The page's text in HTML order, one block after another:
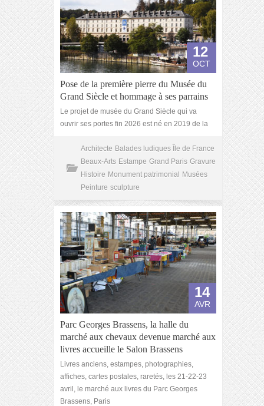
12
OCT
Pose de la première pierre du Musée du
Grand Siècle et hommage à ses parrains
Le projet de musée du Grand Siècle qui va
ouvrir ses portes fin 2026 est né en 2019 de la
Architecte Balades ludiques Île de France
Beaux-Arts Estampe Grand Paris Gravure
Histoire Monument patrimonial
Musées
Peinture sculpture
14
AVR
Parc Georges Brassens, la halle du
marché aux chevaux devenue marché aux
livres accueille le Salon Brassens
Livres anciens, estampes, photographies,
affiches, cartes postales, raretés, les 21-22-23
avril, le marché aux livres du Parc Georges
Brassens, Paris